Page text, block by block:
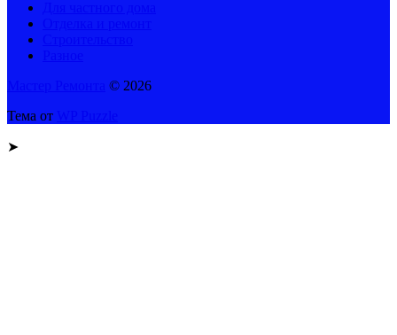
© 2026
Тема от
➤